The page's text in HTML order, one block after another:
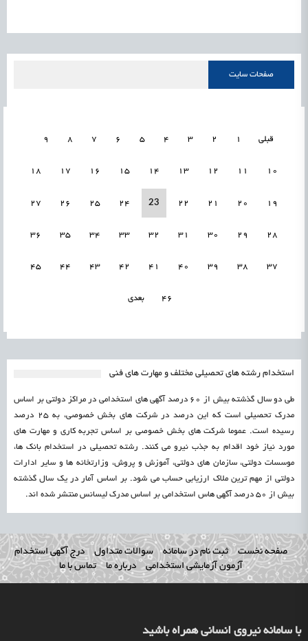
صفحات سایت
قبلی 1
2
3
4
5
6
7
8
9
10
11
12
13
14
15
16
17
18
19
20
21
22
23
24
25
26
27
28
29
30
31
32
33
34
35
36
37
38
39
40
41
42
43
44
45
46 بعدی
استخدام رشته های تحصیلی مختلف و مهارت های فنی
طی دو سال گذشته بیش از 60 درصد آگهی های استخدامی در مراکز دولتی بر اساس
مدرک تحصیلی است که این درصد در شرکت های بخش خصوصی، به 25 درصد
رسیده است. عموما شرکت های بخش خصوصی بر اساس تجربه کاری و مهارت های
مورد نیاز خود اقدام به جذب نیرو می کنند. رشته تحصیلی در استخدام بانک ها،
موسسات دولتی، سازمان های دولتی، آموزش و پروش، وزارتخانه ها و سایر ادارات
دولتی از مهم ترین ملاک ارزیابی حساب می شود. بر اساس آمار در یک سال گذشته
بیش از 50 درصد آگهی هاس استخدامی بر اساس مدرک لیسانس منتشر شده اند.
صفحه نخست ثبت نام در سامانه سوالات متداول
درج آگهی استخدام
آزمون آزمایشی استخدامی
درباره ما تماس با ما
با سامانه نیروی انسانی همراه باشید